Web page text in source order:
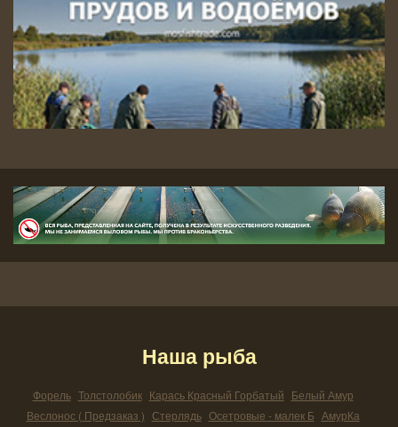
Наша рыба
Форель Толстолобик Карась Красный Горбатый Белый Амур
Веслонос ( Предзаказ ) Стерлядь Осетровые - малек Б АмурКа